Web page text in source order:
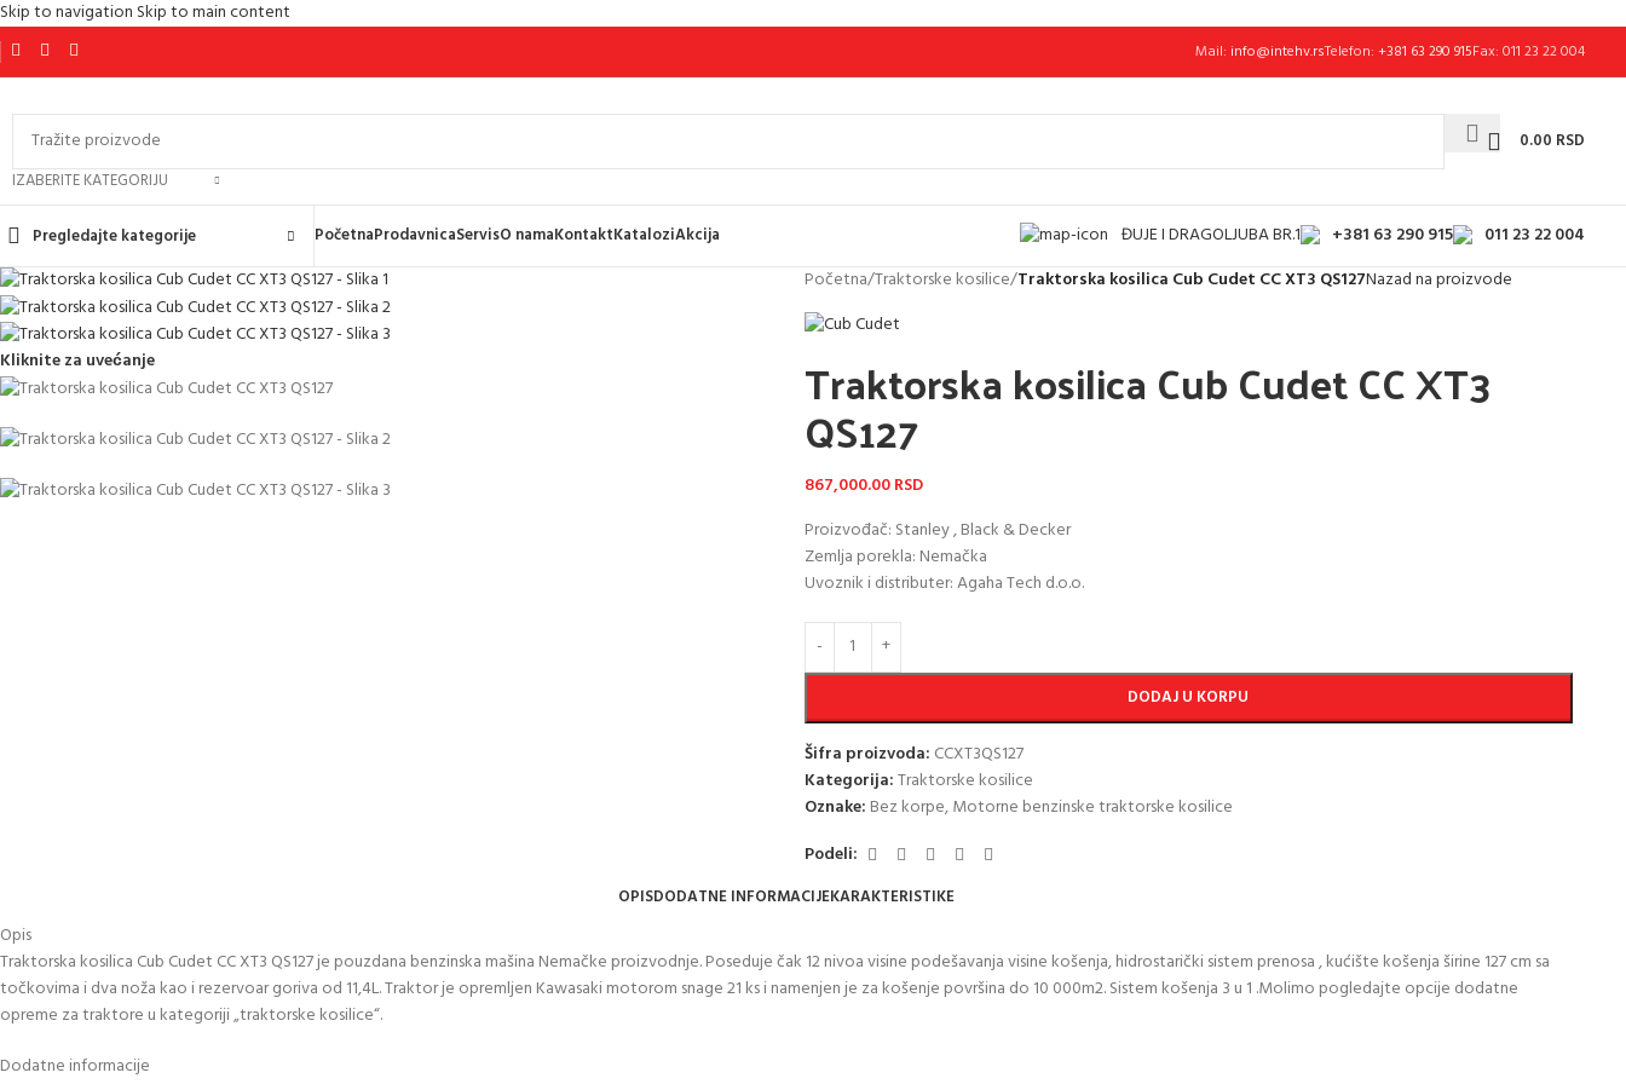
Skip to navigation Skip to main content
Mail: info@intehv.rsTelefon: +381 63 290 915Fax: 011 23 22 004
IZABERITE KATEGORIJU
0.00 RSD
Pregledajte kategorije PočetnaProdavnicaServisO namaKontaktKataloziAkcija ĐUJE I DRAGOLJUBA BR.1 +381 63 290 915 011 23 22 004
Kliknite za uvećanje
Početna/Traktorske kosilice/Traktorska kosilica Cub Cudet CC XT3 QS127Nazad na proizvode
Traktorska kosilica Cub Cudet CC XT3
QS127
867,000.00RSD
Proizvođač: Stanley , Black & Decker
Zemlja porekla: Nemačka
Uvoznik i distributer: Agaha Tech d.o.o.
DODAJ U KORPU
Šifra proizvoda: CCXT3QS127
Kategorija:Traktorske kosilice
Oznake: Bez korpe,Motorne benzinske traktorske kosilice
Podeli:
OPISDODATNE INFORMACIJEKARAKTERISTIKE
Opis
Traktorska kosilica Cub Cudet CC XT3 QS127 je pouzdana benzinska mašina Nemačke proizvodnje. Poseduje čak 12 nivoa visine podešavanja visine košenja, hidrostarički sistem prenosa , kućište košenja širine 127 cm sa
točkovima i dva noža kao i rezervoar goriva od 11,4L. Traktor je opremljen Kawasaki motorom snage 21 ks i namenjen je za košenje površina do 10 000m2. Sistem košenja 3 u 1 .Molimo pogledajte opcije dodatne
opreme za traktore u kategoriji „traktorske kosilice“.
Dodatne informacije